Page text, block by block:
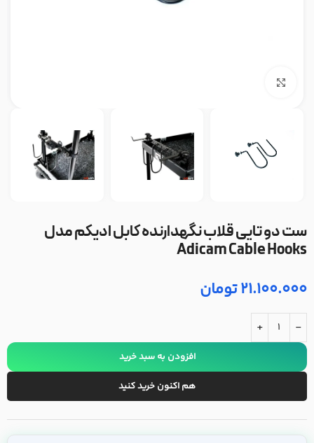
ست دو تایی قلاب نگهدارنده کابل ادیکم مدل
Adicam Cable Hooks
21.100.000تومان
-
+
افزودن به سبد خرید
هم اکنون خرید کنید